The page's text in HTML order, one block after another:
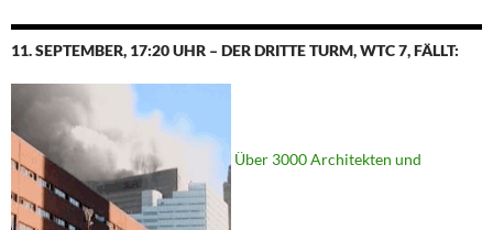
11. SEPTEMBER, 17:20 UHR – DER DRITTE TURM, WTC 7, FÄLLT:
Über 3000 Architekten und